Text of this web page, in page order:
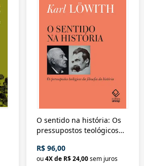
O sentido na história: Os
pressupostos teológicos
R$ 96,00
ou4X de R$ 24,00sem juros